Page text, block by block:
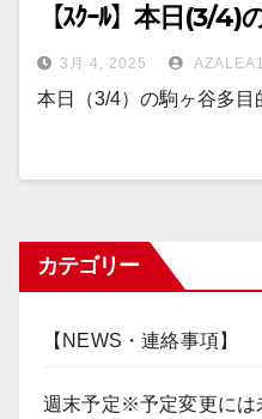
【ｽｸｰﾙ】本日(3/4)
3月 4, 2025
本日（3/4）の駒ヶ谷多
カテゴリー
【NEWS・連絡事項】
週末予定※予定変更には